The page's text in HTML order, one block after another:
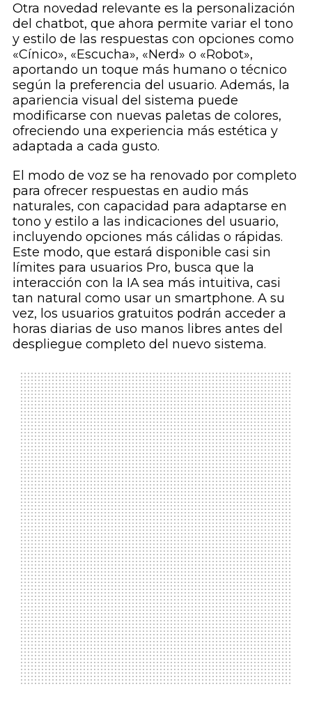
Otra novedad relevante es la personalización
del chatbot, que ahora permite variar el tono
y estilo de las respuestas con opciones como
«Cínico», «Escucha», «Nerd» o «Robot»,
aportando un toque más humano o técnico
según la preferencia del usuario. Además, la
apariencia visual del sistema puede
modificarse con nuevas paletas de colores,
ofreciendo una experiencia más estética y
adaptada a cada gusto.
El modo de voz se ha renovado por completo
para ofrecer respuestas en audio más
naturales, con capacidad para adaptarse en
tono y estilo a las indicaciones del usuario,
incluyendo opciones más cálidas o rápidas.
Este modo, que estará disponible casi sin
límites para usuarios Pro, busca que la
interacción con la IA sea más intuitiva, casi
tan natural como usar un smartphone. A su
vez, los usuarios gratuitos podrán acceder a
horas diarias de uso manos libres antes del
despliegue completo del nuevo sistema.